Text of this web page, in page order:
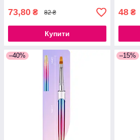
73,80 ₴ 82 ₴
Купити
48 ₴
–40% –15%